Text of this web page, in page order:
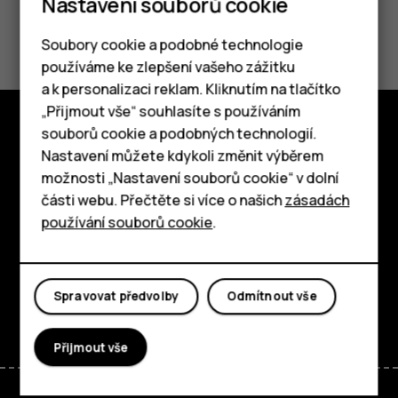
Chytré telefony
Tlačítkové telefony
Tablety
Ano Ne
Prozkoumat
O nás
Planet and people
Podpora
FacebookInstagram
TiktokYoutubeLinkedinDiscord
Soubory cookie a podobné technologie
používáme ke zlepšení vašeho zážitku
a k personalizaci reklam. Kliknutím na tlačítko
„Přijmout vše“ souhlasíte s používáním
souborů cookie a podobných technologií.
Nastavení můžete kdykoli změnit výběrem
možnosti „Nastavení souborů cookie“ v dolní
části webu. Přečtěte si více o našichzásadách
používání souborů cookie.
Odmítnout vše
Spravovat předvolby
Přijmout vše